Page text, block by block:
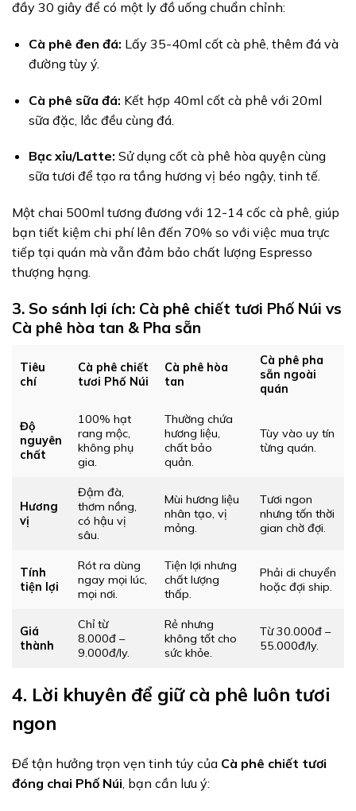
đầy 30 giây để có một ly đồ uống chuẩn chỉnh:
Cà phê đen đá: Lấy 35-40ml cốt cà phê, thêm đá và
đường tùy ý.
Cà phê sữa đá: Kết hợp 40ml cốt cà phê với 20ml
sữa đặc, lắc đều cùng đá.
Bạc xỉu/Latte: Sử dụng cốt cà phê hòa quyện cùng
sữa tươi để tạo ra tầng hương vị béo ngậy, tinh tế.
Một chai 500ml tương đương với 12-14 cốc cà phê, giúp
bạn tiết kiệm chi phí lên đến 70% so với việc mua trực
tiếp tại quán mà vẫn đảm bảo chất lượng Espresso
thượng hạng.
3. So sánh lợi ích: Cà phê chiết tươi Phố Núi vs
Cà phê hòa tan & Pha sẵn
Tiêu
chí
Cà phê chiết
tươi Phố Núi
Cà phê hòa
tan
Cà phê pha
sẵn ngoài
quán
Độ
nguyên
chất
100% hạt
rang mộc,
không phụ
gia.
Thường chứa
hương liệu,
chất bảo
quản.
Tùy vào uy tín
từng quán.
Hương
vị
Đậm đà,
thơm nồng,
có hậu vị
sâu.
Mùi hương liệu
nhân tạo, vị
mỏng.
Tươi ngon
nhưng tốn thời
gian chờ đợi.
Tính
tiện lợi
Rót ra dùng
ngay mọi lúc,
mọi nơi.
Tiện lợi nhưng
chất lượng
thấp.
Phải di chuyển
hoặc đợi ship.
Giá
thành
Chỉ từ
8.000đ –
9.000đ/ly.
Rẻ nhưng
không tốt cho
sức khỏe.
Từ 30.000đ –
55.000đ/ly.
4. Lời khuyên để giữ cà phê luôn tươi
ngon
Để tận hưởng trọn vẹn tinh túy của Cà phê chiết tươi
đóng chai Phố Núi, bạn cần lưu ý: